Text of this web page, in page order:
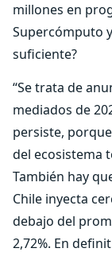
millones en
Supercómputo
suficiente?
“Se trata de
mediados de
persiste,
del ecosistema
También hay
Chile inyecta
debajo del
2,72%. En